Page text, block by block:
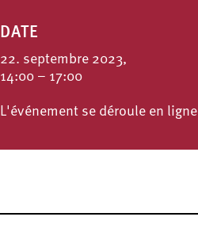
DATE
22. septembre 2023,
14:00 – 17:00
L'événement se déroule en ligne